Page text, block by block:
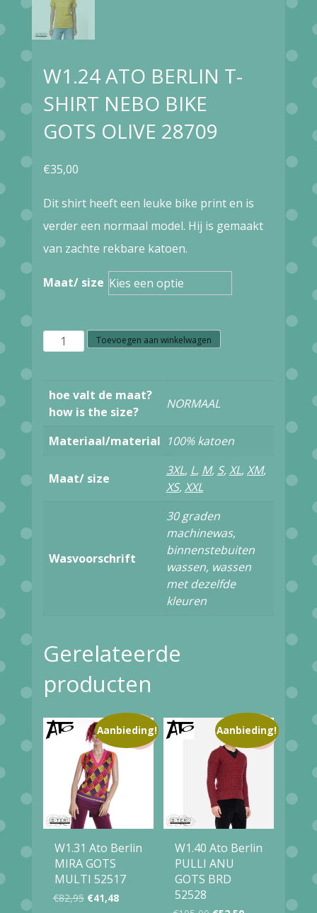
W1.24 ATO BERLIN T-
SHIRT NEBO BIKE
GOTS OLIVE 28709
€35,00
Dit shirt heeft een leuke bike print en is
verder een normaal model. Hij is gemaakt
van zachte rekbare katoen.
Maat/ size
W1.24
T-
BIKE
aantal
Toevoegen aan winkelwagen
hoe valt de maat?
how is the size?
NORMAAL
Materiaal/material 100% katoen
Maat/ size
3XL, L, M, S,XL,XM,
XS,XXL
Wasvoorschrift
30 graden
machinewas,
binnenstebuiten
wassen, wassen
met dezelfde
kleuren
Gerelateerde
producten
Aanbieding!
W1.31 Ato Berlin
MIRA GOTS
MULTI 52517
€82,95 Oorspronkelijke
€41,48Huidige
Aanbieding!
W1.40 Ato Berlin
PULLI ANU
GOTS BRD
52528